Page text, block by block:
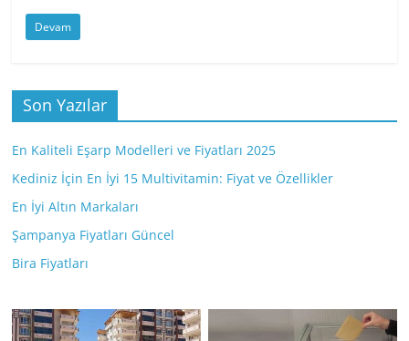
Devam
Son Yazılar
En Kaliteli Eşarp Modelleri ve Fiyatları 2025
Kediniz İçin En İyi 15 Multivitamin: Fiyat ve Özellikler
En İyi Altın Markaları
Şampanya Fiyatları Güncel
Bira Fiyatları